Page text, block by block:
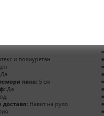
и полиуретан
Да
пяна: 5 см
Да
доставя: Навит на руло